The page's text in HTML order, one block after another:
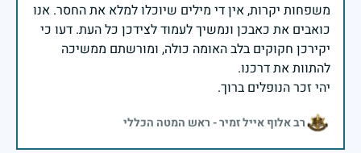
משפחות יקרות, אין די מילים שיוכלו למלא את החסר. אנו
כואבים את כאבכן ונמשיך לעמוד לצידכן כל העת. דעו כי
יקירכן חקוקים בלב האומה כולה, ומורשתם ממשיכה
יהי זכר הנופלים ברוך.
רב אלוף אייל זמיר - ראש המטה הכללי